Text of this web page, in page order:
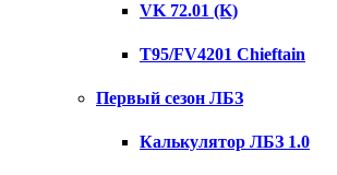
VK 72.01 (K)
T95/FV4201 Chieftain
Первый сезон ЛБЗ
Калькулятор ЛБЗ 1.0